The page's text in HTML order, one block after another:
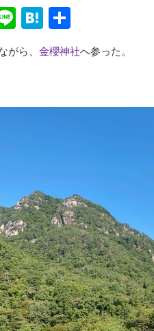
LineHatena
有
がら、 金櫻神社へ参った。